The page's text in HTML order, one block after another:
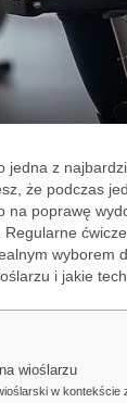
jedna z
że podczas
na poprawę
wyborem
i jakie
wioślarzu
w kontekście